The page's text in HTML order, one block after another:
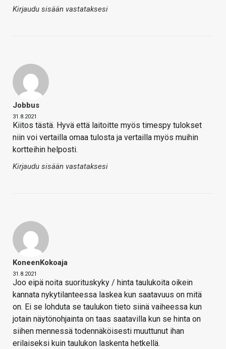
Kirjaudu sisään vastataksesi
Jobbus
31.8.2021
Kiitos tästä. Hyvä että laitoitte myös timespy tulokset
niin voi vertailla omaa tulosta ja vertailla myös muihin
kortteihin helposti.
Kirjaudu sisään vastataksesi
KoneenKokoaja
31.8.2021
Joo eipä noita suorituskyky / hinta taulukoita oikein
kannata nykytilanteessa laskea kun saatavuus on mitä
on. Ei se lohduta se taulukon tieto siinä vaiheessa kun
jotain näytönohjainta on taas saatavilla kun se hinta on
siihen mennessä todennäköisesti muuttunut ihan
erilaiseksi kuin taulukon laskenta hetkellä.